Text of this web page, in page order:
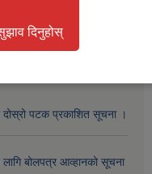
दोस्रो पटक प्रकाशित सूचना ।
लागि बोलपत्र आव्हानको सूचना
दिनुहोस्